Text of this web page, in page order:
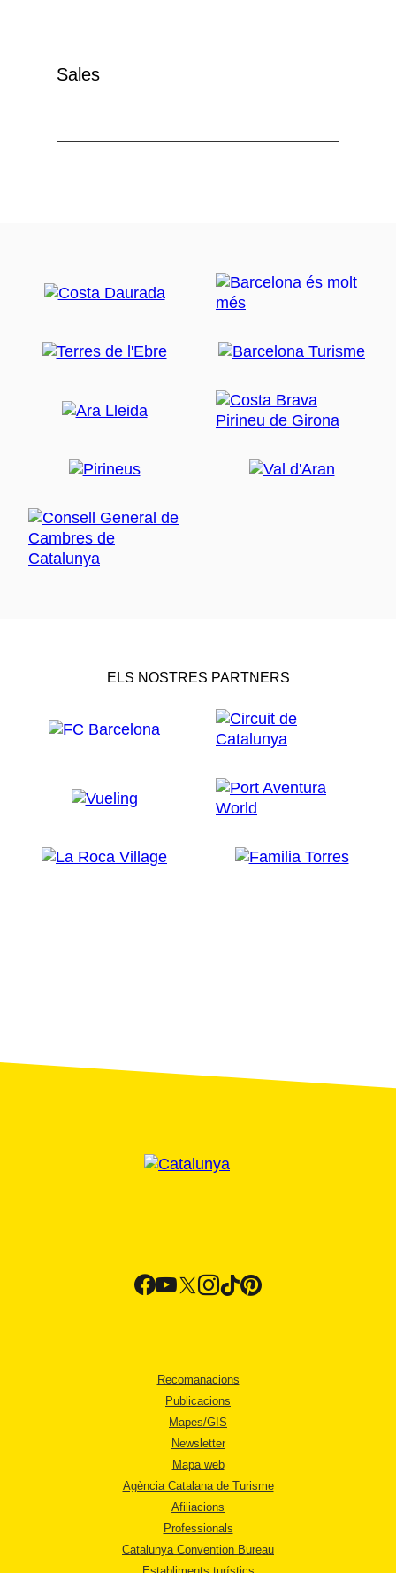
Sales
ELS NOSTRES PARTNERS
Recomanacions
Publicacions
Mapes/GIS
Newsletter
Mapa web
Agència Catalana de Turisme
Afiliacions
Professionals
Catalunya Convention Bureau